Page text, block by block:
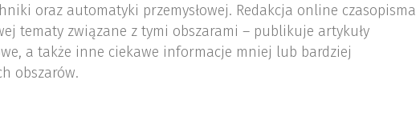
oraz automatyki przemysłowej. Redakcja online czasopisma
tematy związane z tymi obszarami – publikuje artykuły
a także inne ciekawe informacje mniej lub bardziej
obszarów.